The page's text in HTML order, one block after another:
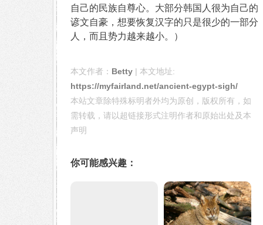
自己的民族自尊心。大部分韩国人很为自己的
谚文自豪，想要恢复汉字的只是很少的一部分
人，而且势力越来越小。）
本文作者： Betty | 本文地址:
https://myfairland.net/ancient-egypt-sigh/
本站文章除特殊标明者外均为原创，版权所有，如
需转载，请以超链接形式注明作者和原始出处及本
声明
你可能感兴趣：